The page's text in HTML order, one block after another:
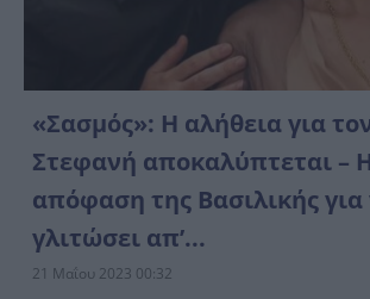
«Σασμός»: H αλήθεια για
Στεφανή αποκαλύπτεται –
απόφαση της Βασιλικής για
γλιτώσει απ’...
21 Μαΐου 2023 00:32